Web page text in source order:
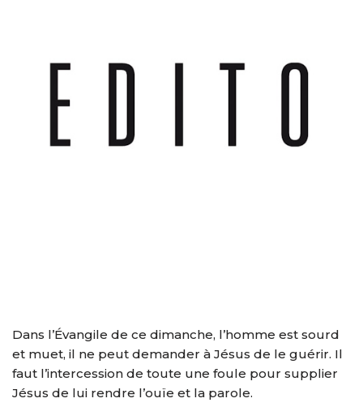
Dans l’Évangile de ce dimanche, l’homme est sourd
et muet, il ne peut demander à Jésus de le guérir. Il
faut l’intercession de toute une foule pour supplier
Jésus de lui rendre l’ouïe et la parole.